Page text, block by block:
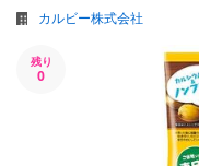
カルビー株式会社
残り
0